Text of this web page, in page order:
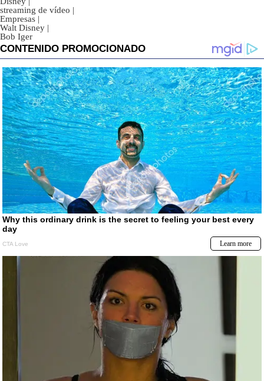
streaming de vídeo |
Empresas |
Walt Disney |
Bob Iger